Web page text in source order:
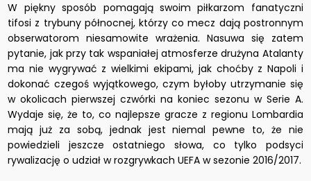
W piękny sposób pomagają swoim piłkarzom fanatyczni
tifosi z trybuny północnej, którzy co mecz dają postronnym
obserwatorom niesamowite wrażenia. Nasuwa się zatem
pytanie, jak przy tak wspaniałej atmosferze drużyna Atalanty
ma nie wygrywać z wielkimi ekipami, jak choćby z Napoli i
dokonać czegoś wyjątkowego, czym byłoby utrzymanie się
w okolicach pierwszej czwórki na koniec sezonu w Serie A.
Wydaje się, że to, co najlepsze gracze z regionu Lombardia
mają już za sobą, jednak jest niemal pewne to, że nie
powiedzieli jeszcze ostatniego słowa, co tylko podsyci
rywalizację o udział w rozgrywkach UEFA w sezonie 2016/2017.